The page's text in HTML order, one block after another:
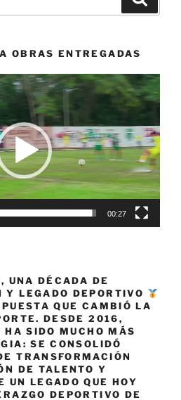
OBRAS ENTREGADAS
00:27
UNA DÉCADA DE
Y LEGADO DEPORTIVO
QUE CAMBIÓ LA
DESDE 2016,
HA SIDO MUCHO MÁS
SE CONSOLIDÓ
TRANSFORMACIÓN
DE TALENTO Y
UN LEGADO QUE HOY
DEPORTIVO DE